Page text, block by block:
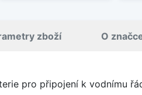
zboží O
pro připojení k vodnímu